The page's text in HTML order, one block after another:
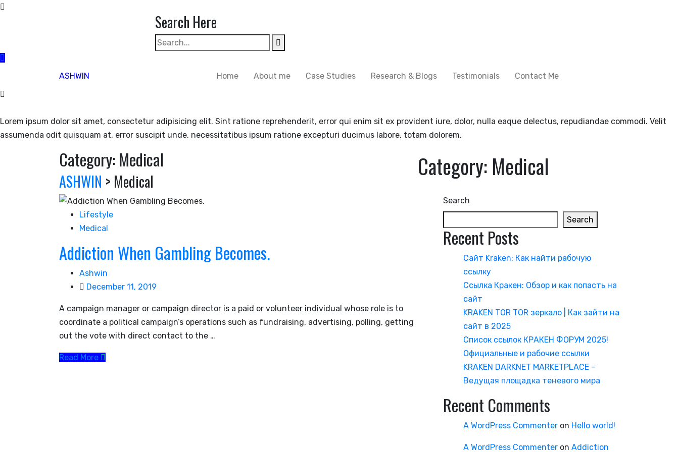
Skip
Search Here
ASHWIN Home About me Case Studies Research & Blogs Testimonials Contact Me
Lorem ipsum dolor sit amet, consectetur adipisicing elit. Sint ratione reprehenderit, error qui enim sit ex provident iure, dolor, nulla eaque delectus, repudiandae commodi. Velit
assumenda odit quisquam at, error suscipit unde, necessitatibus ipsum ratione excepturi ducimus labore, totam dolorem.
Category:Medical
ASHWIN > Medical
Category: Medical
Lifestyle
Medical
Addiction When Gambling Becomes.
Ashwin
December 11, 2019
A campaign manager or campaign director is a paid or volunteer individual whose role is to
coordinate a political campaign’s operations such as fundraising, advertising, polling, getting
out the vote with direct contact to the …
Read More
Search
Search
Recent Posts
Сайт Kraken: Как найти рабочую
ссылку
Ссылка Кракен: Обзор и как попасть на
сайт
KRAKEN TOR TOR зеркало | Как зайти на
сайт в 2025
Список ссылок КРАКЕН ФОРУМ 2025!
Официальные и рабочие ссылки
KRAKEN DARKNET MARKETPLACE –
Ведущая площадка теневого мира
Recent Comments
A WordPress Commenter on Hello world!
A WordPress Commenter on Addiction